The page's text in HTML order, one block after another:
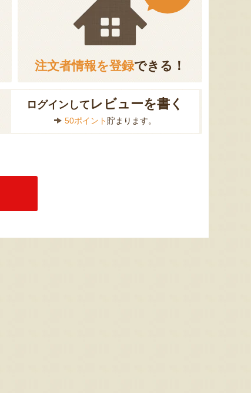
注文者情報を登録できる！
ログインして レビューを書く
50ポイント 貯まります。